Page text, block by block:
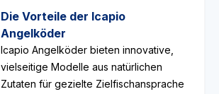
Die Vorteile der Icapio
Angelköder
Icapio Angelköder bieten innovative,
vielseitige Modelle aus natürlichen
Zutaten für gezielte Zielfischansprache